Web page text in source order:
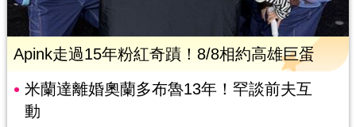
Apink走過15年粉紅奇蹟！8/8相約高雄巨蛋
米蘭達離婚奧蘭多布魯13年！罕談前夫互
動